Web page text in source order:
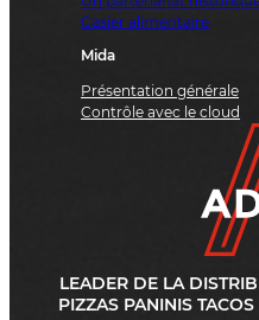
Casier alimentaire
Mida
Présentation générale
Contrôle avec le cloud
LEADER DE LA
PIZZAS PANINIS